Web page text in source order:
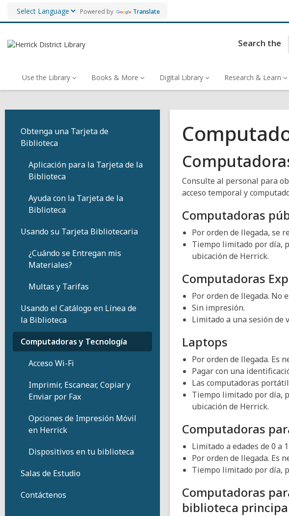
Powered by Translate
Search the
Use the Library Books & More Digital Library Research & Learn
Obtenga una Tarjeta de
Biblioteca
Aplicación para la Tarjeta de la
Biblioteca
Ayuda con la Tarjeta de la
Biblioteca
Usando su Tarjeta Bibliotecaria
¿Cuándo se Entregan mis
Materiales?
Multas y Tarifas
Usando el Catálogo en Línea de
la Biblioteca
Computadoras y Tecnología
Acceso Wi-Fi
Imprimir, Escanear, Copiar y
Enviar por Fax
Opciones de Impresión Móvil
en Herrick
Dispositivos en tu biblioteca
Salas de Estudio
Contáctenos
Consulte al personal para
acceso temporal y
Computadoras
Por orden de llegada, se
Tiempo limitado por día,
ubicación de Herrick.
Computadoras
Por orden de llegada. No
Sin impresión.
Limitado a una sesión de
Laptops
Por orden de llegada. Es
Pagar con una
Las computadoras
Tiempo limitado por día,
ubicación de Herrick.
Computadoras
Limitado a edades de 0 a
Por orden de llegada. Es
Tiempo limitado por día,
Computadoras
biblioteca